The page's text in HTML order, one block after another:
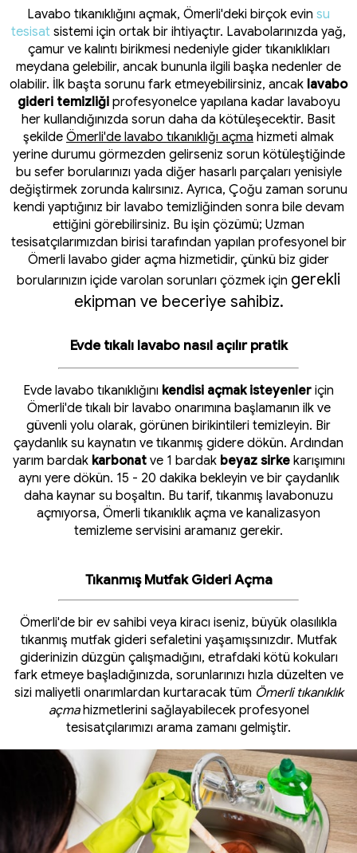
Lavabo tıkanıklığını açmak, Ömerli'deki birçok evin su
tesisat sistemi için ortak bir ihtiyaçtır. Lavabolarınızda yağ,
çamur ve kalıntı birikmesi nedeniyle gider tıkanıklıkları
meydana gelebilir, ancak bununla ilgili başka nedenler de
olabilir. İlk başta sorunu fark etmeyebilirsiniz, ancak lavabo
gideri temizliğiprofesyonelce yapılana kadar lavaboyu
her kullandığınızda sorun daha da kötüleşecektir. Basit
şekilde Ömerli'de lavabo tıkanıklığı açma hizmeti almak
yerine durumu görmezden gelirseniz sorun kötüleştiğinde
bu sefer borularınızı yada diğer hasarlı parçaları yenisiyle
değiştirmek zorunda kalırsınız. Ayrıca, Çoğu zaman sorunu
kendi yaptığınız bir lavabo temizliğinden sonra bile devam
ettiğini görebilirsiniz. Bu işin çözümü; Uzman
tesisatçılarımızdan birisi tarafından yapılan profesyonel bir
Ömerli lavabo gider açma hizmetidir, çünkü biz gider
borularınızın içide varolan sorunları çözmek için gerekli
ekipman ve beceriye sahibiz.
Evde tıkalı lavabo nasıl açılır pratik
Evde lavabo tıkanıklığını kendisi açmak isteyenler için
Ömerli'de tıkalı bir lavabo onarımına başlamanın ilk ve
güvenli yolu olarak, görünen birikintileri temizleyin. Bir
çaydanlık su kaynatın ve tıkanmış gidere dökün. Ardından
yarım bardak karbonatve 1 bardak beyaz sirkekarışımını
aynı yere dökün. 15 - 20 dakika bekleyin ve bir çaydanlık
daha kaynar su boşaltın. Bu tarif, tıkanmış lavabonuzu
açmıyorsa, Ömerli tıkanıklık açma ve kanalizasyon
temizleme servisini aramanız gerekir.
Tıkanmış Mutfak Gideri Açma
Ömerli'de bir ev sahibi veya kiracı iseniz, büyük olasılıkla
tıkanmış mutfak gideri sefaletini yaşamışsınızdır. Mutfak
giderinizin düzgün çalışmadığını, etrafdaki kötü kokuları
fark etmeye başladığınızda, sorunlarınızı hızla düzelten ve
sizi maliyetli onarımlardan kurtaracak tüm Ömerli tıkanıklık
açmahizmetlerini sağlayabilecek profesyonel
tesisatçılarımızı arama zamanı gelmiştir.